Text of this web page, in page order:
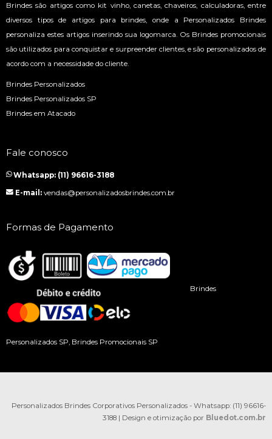
Brindes são artigos como kit vinho, canetas, chaveiros, calculadoras, entre
diversos tipos de artigos para brindes, onde a Personalizados Brindes
personaliza estes artigos inserindo sua logomarca. Os Brindes promocionais
são utilizados para conquistar e surpreender clientes, e são personalizados de
acordo com a necessidade do cliente.
Brindes Personalizados
Brindes Personalizados SP
Brindes em Atacado
Fale conosco
Whatsapp: (11) 96616-3188
E-mail: vendas@personalizadosbrindes.com.br
Formas de Pagamento
Brindes
Personalizados SP, Brindes Promocionais SP
Personalizados Brindes Corporativos Personalizados - Whatsapp: (11) 96616-
3188 | Design e otimização por Bluedot.com.br